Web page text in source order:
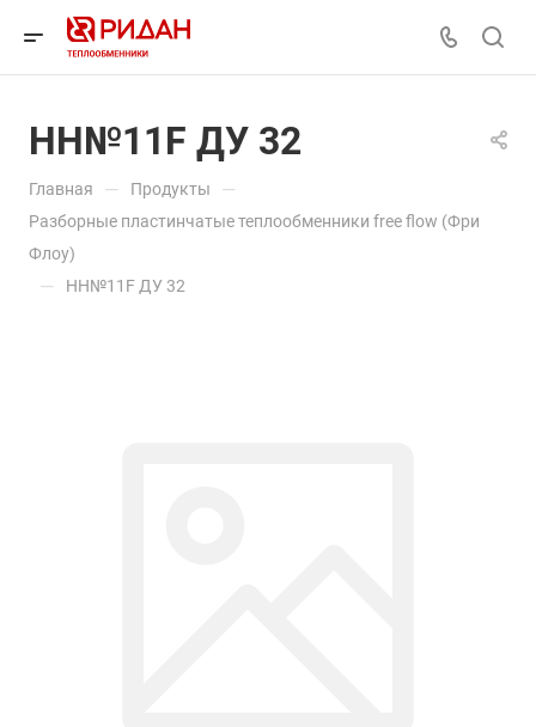
НН№11F ДУ 32
Главная — Продукты —
Разборные пластинчатые теплообменники free flow (Фри
Флоу)
— НН№11F ДУ 32